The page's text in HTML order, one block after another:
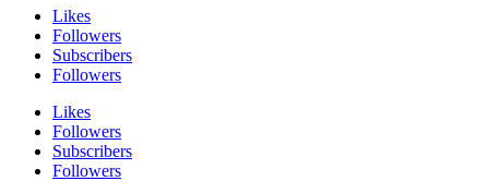
Likes
Followers
Subscribers
Followers
Likes
Followers
Subscribers
Followers